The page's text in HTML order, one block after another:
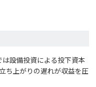
設備投資による投下資本
ち上がりの遅れが収益を圧